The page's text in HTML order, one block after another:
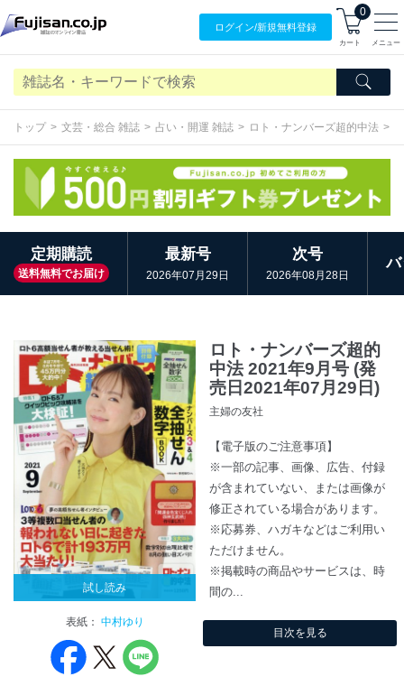
ログイン/新規無料登録
0
カート メニュー
トップ 文芸・総合 雑誌 占い・開運 雑誌 ロト・ナンバーズ超的中法
定期購読
送料無料でお届け
最新号
2026年07月29日
次号
2026年08月28日
試し読み
表紙： 中村ゆり
ロト・ナンバーズ超的
中法 2021年9月号 (発
売日2021年07月29日)
主婦の友社
【電子版のご注意事項】
※一部の記事、画像、広告、付録
が含まれていない、または画像が
修正されている場合があります。
※応募券、ハガキなどはご利用い
ただけません。
※掲載時の商品やサービスは、時
間の...
目次を見る